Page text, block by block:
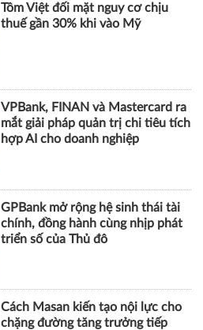
Tôm Việt đối mặt nguy cơ chịu
thuế gần 30% khi vào Mỹ
VPBank, FINAN và Mastercard ra
mắt giải pháp quản trị chi tiêu tích
hợp AI cho doanh nghiệp
GPBank mở rộng hệ sinh thái tài
chính, đồng hành cùng nhịp phát
triển số của Thủ đô
Cách Masan kiến tạo nội lực cho
chặng đường tăng trưởng tiếp